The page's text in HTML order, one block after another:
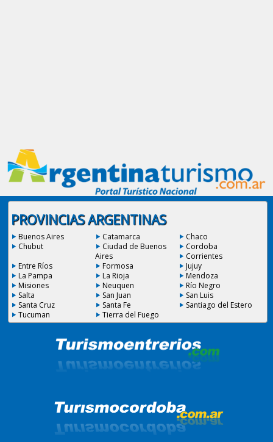
PROVINCIAS ARGENTINAS
Buenos Aires Catamarca
Chaco
Chubut
Ciudad de Buenos
Aires
Cordoba
Corrientes
Entre Ríos
Formosa
Jujuy
La Pampa
La Rioja
Mendoza
Misiones
Neuquen
Río Negro
Salta
San Juan
San Luis
Santa Cruz
Santa Fe
Santiago del Estero
Tucuman
Tierra del Fuego